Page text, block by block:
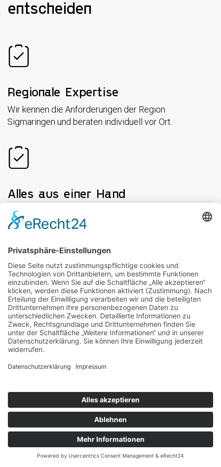
entscheiden
Regionale Expertise
Wir kennen die Anforderungen der Region
Sigmaringen und beraten individuell vor Ort.
Alles aus einer Hand
Ein Ansprechpartner für Planung, Lieferung und
Umsetzung.
Qualität und Nachhaltigkeit
Wir arbeiten mit langlebigen, hochwertigen
Materialien.
Individuelle Lösungen
Jeder Raum ist anders – wir schaffen Lösungen, die
wirklich zu Ihnen passen.